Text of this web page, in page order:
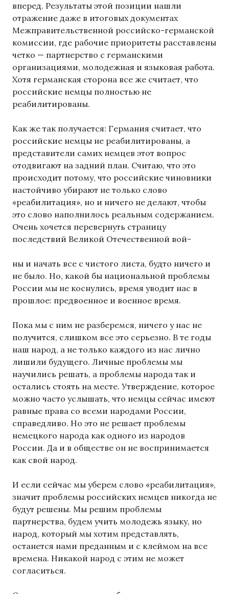
вперед. Результаты этой позиции нашли
отражение даже в итоговых документах
Межправительственной российско-германской
комиссии, где рабочие приоритеты расставлены
четко — партнерство с германскими
организациями, молодежная и языковая работа.
Хотя германская сторона все же считает, что
российские немцы полностью не
реабилитированы.
Как же так получается: Германия считает, что
российские немцы не реабилитированы, а
представители самих немцев этот вопрос
отодвигают на задний план. Считаю, что это
происходит потому, что российские чиновники
настойчиво убирают не только слово
«реабилитация», но и ничего не делают, чтобы
это слово наполнилось реальным содержанием.
Очень хочется перевернуть страницу
последствий Великой Отечественной вой-
ны и начать все с чистого листа, будто ничего и
не было. Но, какой бы национальной проблемы
России мы не коснулись, время уводит нас в
прошлое: предвоенное и военное время.
Пока мы с ним не разберемся, ничего у нас не
получится, слишком все это серьезно. В те годы
наш народ, а не только каждого из нас лично
лишили будущего. Личные проблемы мы
научились решать, а проблемы народа так и
остались стоять на месте. Утверждение, которое
можно часто услышать, что немцы сейчас имеют
равные права со всеми народами России,
справедливо. Но это не решает проблемы
немецкого народа как одного из народов
России. Да и в обществе он не воспринимается
как свой народ.
И если сейчас мы уберем слово «реабилитация»,
значит проблемы российских немцев никогда не
будут решены. Мы решим проблемы
партнерства, будем учить молодежь языку, но
народ, который мы хотим представлять,
останется нами преданным и с клеймом на все
времена. Никакой народ с этим не может
согласиться.